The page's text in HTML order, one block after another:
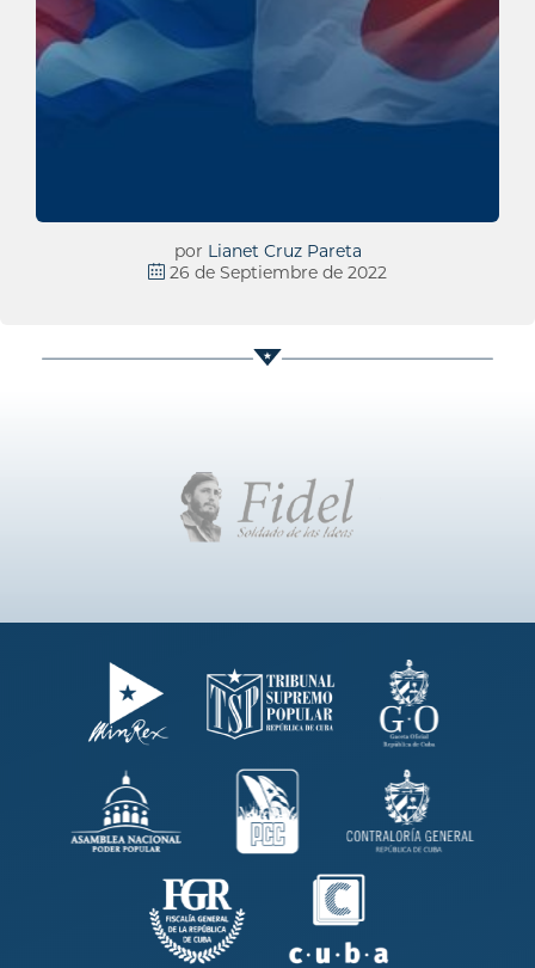
por Lianet Cruz Pareta
26 de Septiembre de 2022